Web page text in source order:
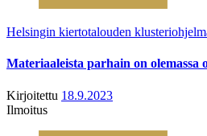
Helsingin kiertotalouden
Materiaaleista parhain on olemassa
Kirjoitettu 18.9.2023
Ilmoitus